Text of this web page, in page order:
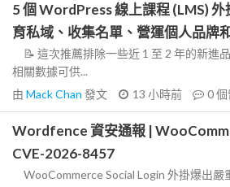
5 個 WordPress 線上課程 (LMS)
育私域、收集名單、營運個人品牌
📝 這次推薦排除一些近 1 至 2 年的新進
相關數據可供...
由 Mack Chan 發文 13 小時前 0個
Wordfence 資安通報 |
CVE-2026-8457
WooCommerce Social Login 外掛爆出嚴